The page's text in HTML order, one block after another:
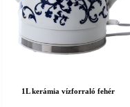
1L kerámia vízforraló fehér